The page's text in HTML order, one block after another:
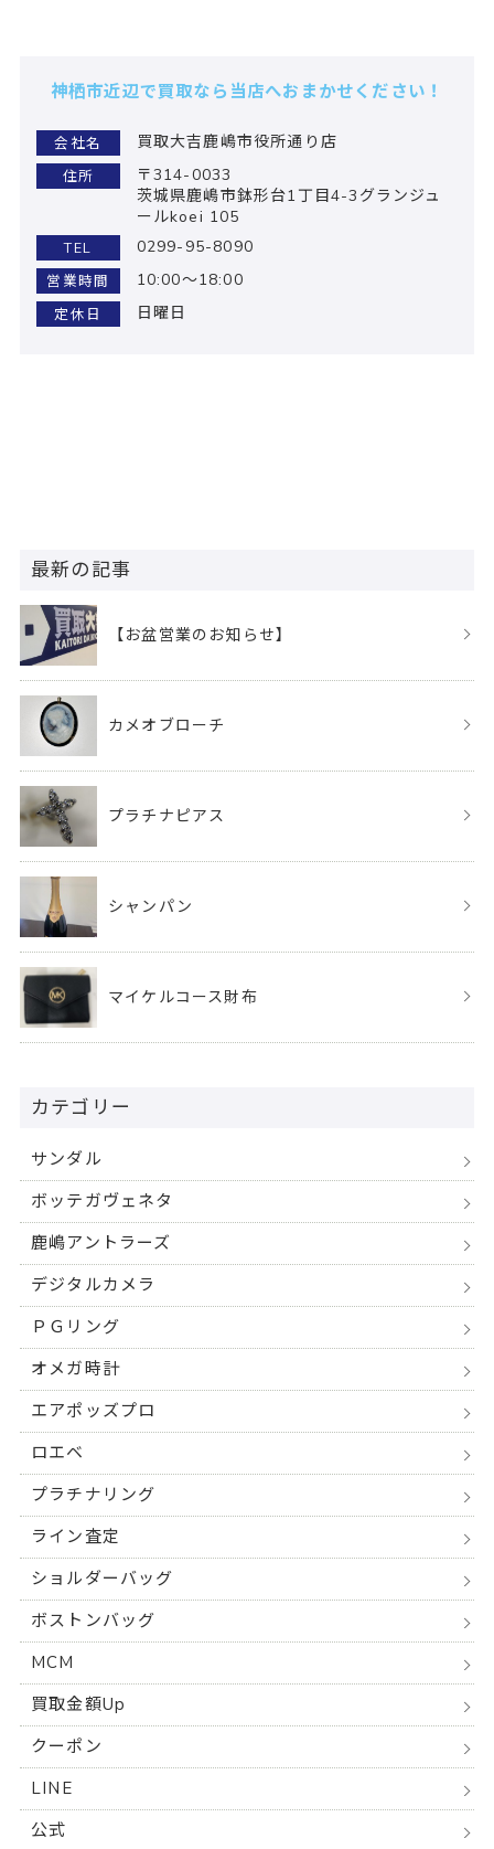
神栖市近辺で買取なら当店へおまかせください！
会社名 買取大吉鹿嶋市役所通り店
住所
〒314-0033
茨城県鹿嶋市鉢形台1丁目4-3グランジュ
ールkoei 105
TEL 0299-95-8090
営業時間 10:00～18:00
定休日 日曜日
最新の記事
【お盆営業のお知らせ】
カメオブローチ
プラチナピアス
シャンパン
マイケルコース財布
カテゴリー
サンダル
ボッテガヴェネタ
鹿嶋アントラーズ
デジタルカメラ
ＰＧリング
オメガ時計
エアポッズプロ
ロエベ
プラチナリング
ライン査定
ショルダーバッグ
ボストンバッグ
MCM
買取金額Up
クーポン
LINE
公式